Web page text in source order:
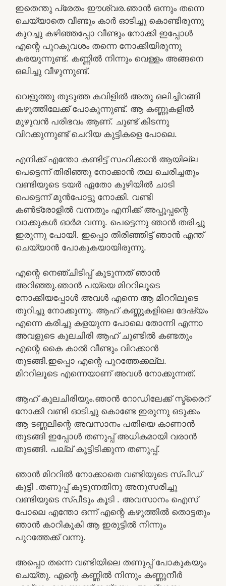
ഇതെന്തു പ്രേതം ഈശ്വര.ഞാൻ ഒന്നും തന്നെ
ചെയ്യാതെ വീണ്ടും കാർ ഓടിച്ചു കൊണ്ടിരുന്നു
കുറച്ചു കഴിഞ്ഞപ്പോ വീണ്ടും നോക്കി ഇപ്പോൾ
എന്റെ പുറകുവശം തന്നെ നോക്കിയിരുന്നു
കരയുന്നുണ്ട്. കണ്ണിൽ നിന്നും വെള്ളം അങ്ങനെ
ഒലിച്ചു വീഴുന്നുണ്ട്.
വെളുത്തു തുടുത്ത കവിളിൽ അതു ഒലിച്ചിറങ്ങി
കഴുത്തിലേക്ക് പോകുന്നുണ്ട്. ആ കണ്ണുകളിൽ
മുഴുവൻ പരിഭവം ആണ്. ചുണ്ട് കിടന്നു
വിറക്കുന്നുണ്ട് ചെറിയ കുട്ടികളെ പോലെ.
എനിക്ക് എന്തോ കണ്ടിട്ട് സഹിക്കാൻ ആയില്ല
പെട്ടെന്ന് തിരിഞ്ഞു നോക്കാൻ തല ചെരിച്ചതും
വണ്ടിയുടെ ടയർ ഏതോ കുഴിയിൽ ചാടി
പെട്ടെന്ന് മുൻപോട്ടു നോക്കി. വണ്ടി
കൺട്രോളിൽ വന്നതും എനിക്ക് അപ്പൂപ്പന്റെ
വാക്കുകൾ ഓർമ വന്നു. പെട്ടെന്നു ഞാൻ തരിച്ചു
ഇരുന്നു പോയി. ഇപ്പൊ തിരിഞ്ഞിട്ട് ഞാൻ എന്ത്
ചെയ്യാൻ പോകുകയായിരുന്നു.
എന്റെ നെഞ്ചിടിപ്പ് കൂടുന്നത് ഞാൻ
അറിഞ്ഞു.ഞാൻ പയ്യെ മിററിലൂടെ
നോക്കിയപ്പോൾ അവൾ എന്നെ ആ മിററിലൂടെ
തുറിച്ചു നോക്കുന്നു. ആഹ് കണ്ണുകളിലെ ദേഷ്യം
എന്നെ കരിച്ചു കളയുന്ന പോലെ തോന്നി എന്നാ
അവളുടെ കുലചിരി ആഹ് ചുണ്ടിൽ കണ്ടതും
എന്റെ കൈ കാൽ വീണ്ടും വിറക്കാൻ
തുടങ്ങി.ഇപ്പൊ എന്റെ പുറത്തേക്കല്ല.
മിററിലൂടെ എന്നെയാണ് അവൾ നോക്കുന്നത്.
ആഹ് കുലചിരിയും.ഞാൻ റോഡിലേക്ക് സ്ട്രൈറ്
നോക്കി വണ്ടി ഓടിച്ചു കൊണ്ടേ ഇരുന്നു ഒടുക്കം
ആ ടണ്ണലിന്റെ അവസാനം പതിയെ കാണാൻ
തുടങ്ങി ഇപ്പോൾ തണുപ്പ് അധികമായി വരാൻ
തുടങ്ങി. പല്ല് കൂട്ടിടിക്കുന്ന തണുപ്പ്.
ഞാൻ മിററിൽ നോക്കാതെ വണ്ടിയുടെ സ്പീഡ്
കൂട്ടി .തണുപ്പ് കൂടുന്നതിനു അനുസരിച്ചു
വണ്ടിയുടെ സ്പീടും കൂടി . അവസാനം ഐസ്
പോലെ എന്തോ ഒന്ന് എന്റെ കഴുത്തിൽ തൊട്ടതും
ഞാൻ കാറികൂകി ആ ഇരുട്ടിൽ നിന്നും
പുറത്തേക്ക് വന്നു.
അപ്പൊ തന്നെ വണ്ടിയിലെ തണുപ്പ് പോകുകയും
ചെയ്തു. എന്റെ കണ്ണിൽ നിന്നും കണ്ണുനീർ